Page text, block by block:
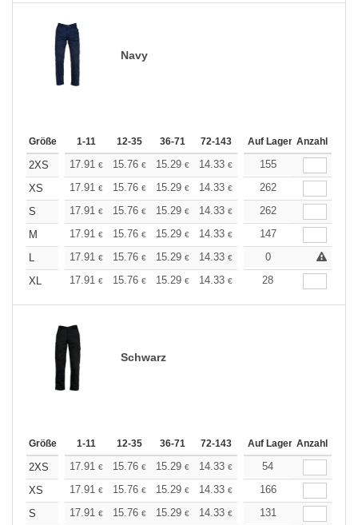
Navy
Größe 1-11 12-35 36-71 72-143 144-287 288 +
Auf Lager Anzahl
2XS 17.91 € 15.76 € 15.29 € 14.33 € 13.61€
155
XS
17.91 € 15.76 € 15.29 € 14.33 € 13.61€
262
S
17.91 € 15.76 € 15.29 € 14.33 € 13.61€
262
M
17.91 € 15.76 € 15.29 € 14.33 € 13.61€
147
L
17.91 € 15.76 € 15.29 € 14.33 € 13.61 €
0
XL
17.91 € 15.76 € 15.29 € 14.33 € 13.61€
28
Schwarz
Größe 1-11 12-35 36-71 72-143 144-287 288 +
Auf Lager Anzahl
2XS 17.91 € 15.76 € 15.29 € 14.33 € 13.61€
54
XS
17.91 € 15.76 € 15.29 € 14.33 € 13.61€
166
S
17.91 € 15.76 € 15.29 € 14.33 € 13.61€
131